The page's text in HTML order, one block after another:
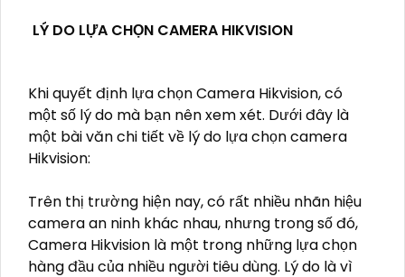
LÝ DO LỰA CHỌN CAMERA HIKVISION
Khi quyết định lựa chọn Camera Hikvision, có
một số lý do mà bạn nên xem xét. Dưới đây là
một bài văn chi tiết về lý do lựa chọn camera
Hikvision:
Trên thị trường hiện nay, có rất nhiều nhãn hiệu
camera an ninh khác nhau, nhưng trong số đó,
Camera Hikvision là một trong những lựa chọn
hàng đầu của nhiều người tiêu dùng. Lý do là vì